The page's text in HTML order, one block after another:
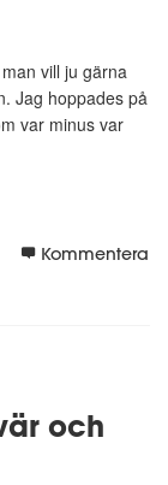
vill ju gärna
Jag hoppades på
var minus var
Kommentera
och